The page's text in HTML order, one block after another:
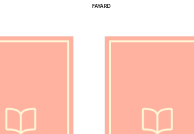
FAYARD